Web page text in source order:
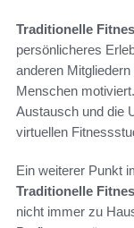
Traditionelle
persönlicheres
anderen
Menschen
Austausch und die
virtuellen
Ein weiterer Punkt
Traditionelle
nicht immer zu